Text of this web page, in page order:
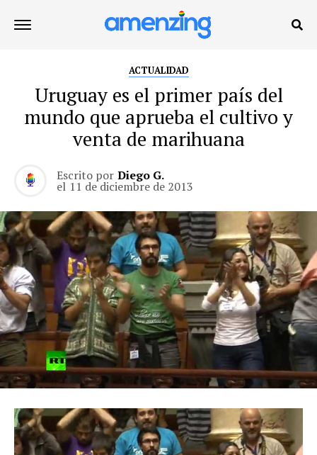
ACTUALIDAD
Uruguay es el primer país del
mundo que aprueba el cultivo y
venta de marihuana
Escrito por Diego G.
el 11 de diciembre de 2013